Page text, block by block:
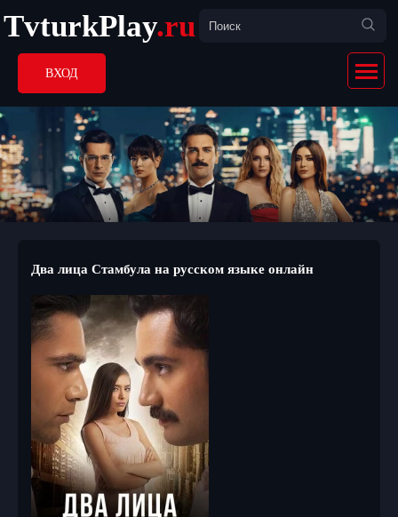
TvturkPlay.ru
ВХОД
Два лица Стамбула на русском языке онлайн